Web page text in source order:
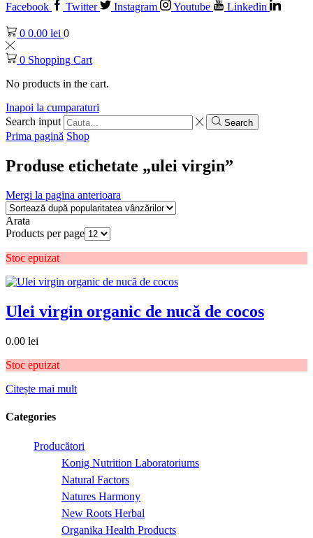
Facebook
Twitter Instagram Youtube Linkedin
0 0.00 lei 0
0 Shopping Cart
No products in the cart.
Inapoi la cumparaturi
Search input
Search
Prima pagină Shop
Produse etichetate „ulei virgin”
Mergi la pagina anterioara
Arata
Products per page
Stoc epuizat
Ulei virgin organic de nucă de cocos
0.00 lei
Stoc epuizat
Citește mai mult
Categories
Producători
Konig Nutrition Laboratoriums
Natural Factors
Natures Harmony
New Roots Herbal
Organika Health Products